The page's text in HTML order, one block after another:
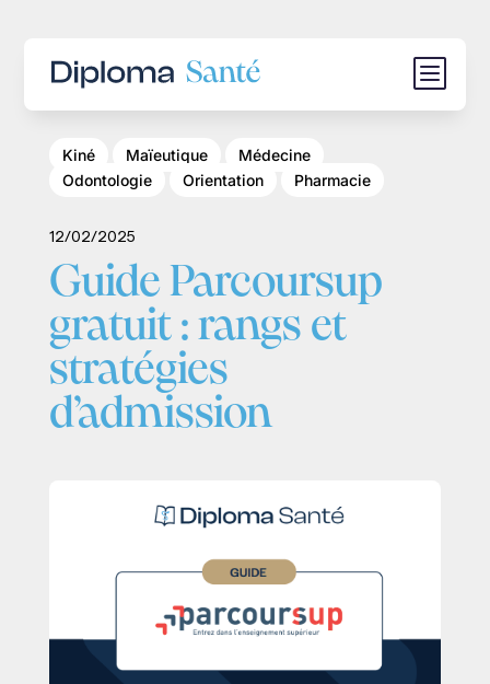
b
Kiné Maïeutique
Médecine
Odontologie
Orientation Pharmacie
12/02/2025
Guide Parcoursup
gratuit : rangs et
stratégies
d’admission